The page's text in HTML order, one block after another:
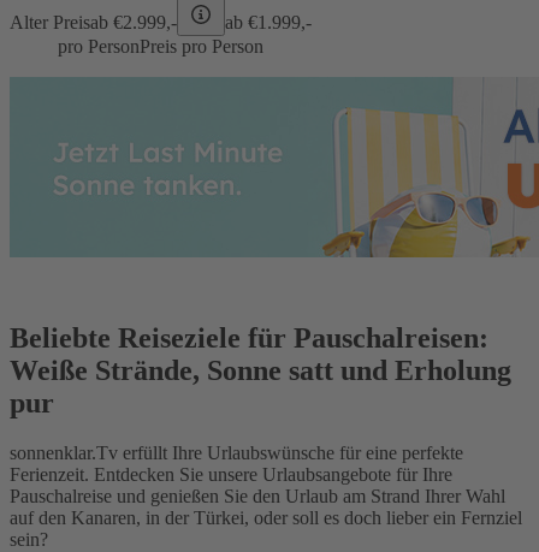
Alter Preisab €2.999,- ab €1.999,-
pro PersonPreis pro Person
Beliebte Reiseziele für Pauschalreisen:
Weiße Strände, Sonne satt und Erholung
pur
sonnenklar.Tv erfüllt Ihre Urlaubswünsche für eine perfekte
Ferienzeit. Entdecken Sie unsere Urlaubsangebote für Ihre
Pauschalreise und genießen Sie den Urlaub am Strand Ihrer Wahl
auf den Kanaren, in der Türkei, oder soll es doch lieber ein Fernziel
sein?